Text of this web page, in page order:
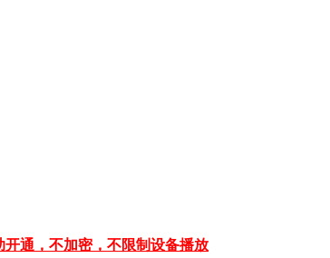
开通，不加密，不限制设备播放